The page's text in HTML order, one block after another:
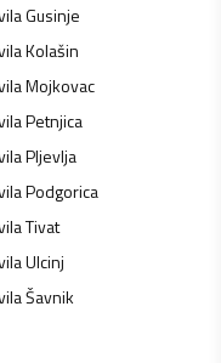
Gusinje
Kolašin
Mojkovac
Petnjica
Pljevlja
Podgorica
Tivat
Ulcinj
Šavnik